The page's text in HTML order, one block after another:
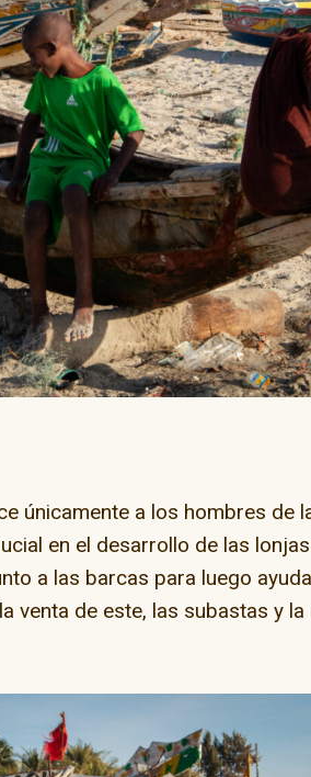
únicamente a los hombres de
en el desarrollo de las
a las barcas para luego
venta de este, las subastas y